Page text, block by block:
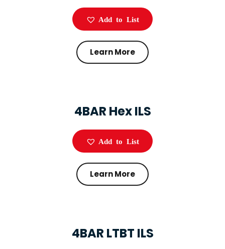
Add to List
Learn More
4BAR Hex ILS
Add to List
Learn More
4BAR LTBT ILS